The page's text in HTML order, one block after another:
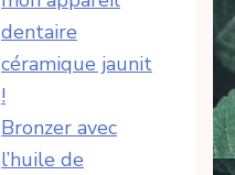
dentaire
céramique jaunit
!
Bronzer avec
l’huile de